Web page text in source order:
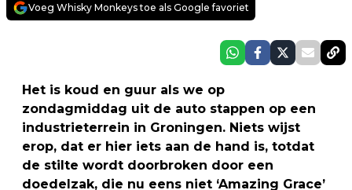
Voeg Whisky Monkeys toe als Google favoriet
Het is koud en guur als we op
zondagmiddag uit de auto stappen op een
industrieterrein in Groningen. Niets wijst
erop, dat er hier iets aan de hand is, totdat
de stilte wordt doorbroken door een
doedelzak, die nu eens niet ‘Amazing Grace’